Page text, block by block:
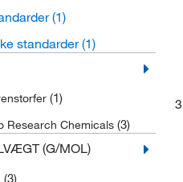
(1)
standarder(1)
(1)
Research Chemicals (3)
(G/MOL)
(3)
3